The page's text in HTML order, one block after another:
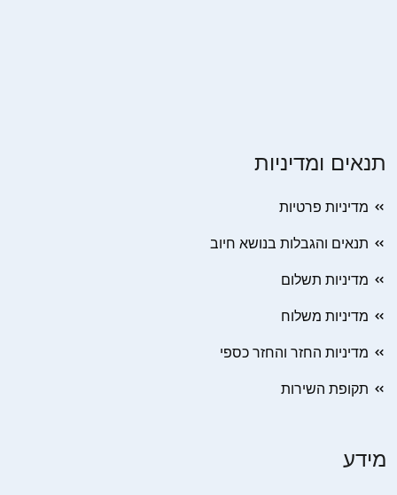
תנאים ומדיניות
מדיניות פרטיות
תנאים והגבלות בנושא חיוב
מדיניות תשלום
מדיניות משלוח
מדיניות החזר והחזר כספי
תקופת השירות
מידע